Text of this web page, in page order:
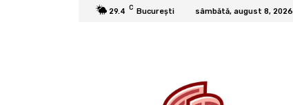
29.4 C București sâmbătă, august 8, 2026